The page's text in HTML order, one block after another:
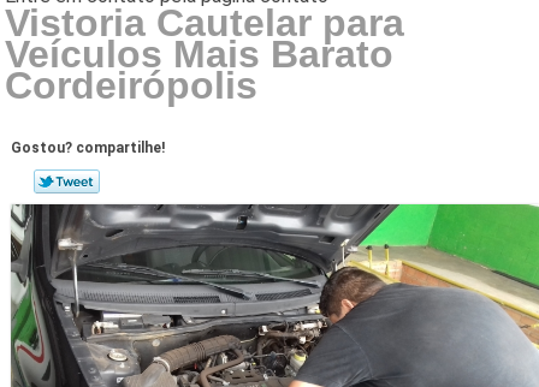
Vistoria Cautelar para
Veículos Mais Barato
Cordeirópolis
Gostou? compartilhe!